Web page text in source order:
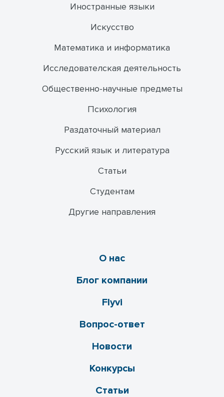
Иностранные языки
Искусство
Математика и информатика
Исследователская деятельность
Общественно-научные предметы
Психология
Раздаточный материал
Русский язык и литература
Статьи
Студентам
Другие направления
О нас
Блог компании
Flyvi
Вопрос-ответ
Новости
Конкурсы
Статьи